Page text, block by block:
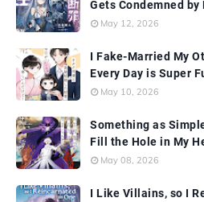
Gets Condemned by
May 12, 2026
I Fake-Married My
Every Day is Super
May 10, 2026
Something as
Fill the Hole in My
May 08, 2026
I Like Villains, so I